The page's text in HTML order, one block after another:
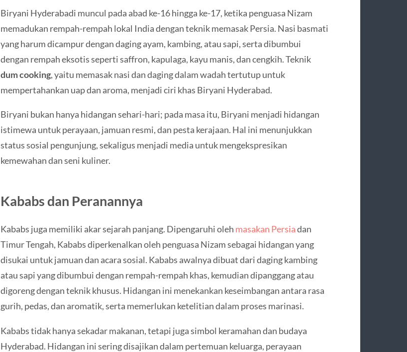
Biryani Hyderabadi muncul pada abad ke-16 hingga ke-17, ketika penguasa Nizam
memadukan rempah-rempah lokal India dengan teknik memasak Persia. Nasi basmati
yang harum dicampur dengan daging ayam, kambing, atau sapi, serta dibumbui
dengan rempah eksotis seperti saffron, kapulaga, kayu manis, dan cengkih. Teknik
dum cooking, yaitu memasak nasi dan daging dalam wadah tertutup untuk
mempertahankan uap dan aroma, menjadi ciri khas Biryani Hyderabad.
Biryani bukan hanya hidangan sehari-hari; pada masa itu, Biryani menjadi hidangan
istimewa untuk perayaan, jamuan resmi, dan pesta kerajaan. Hal ini menunjukkan
status sosial pengunjung, sekaligus menjadi media untuk mengekspresikan
kemewahan dan seni kuliner.
Kababs dan Peranannya
Kababs juga memiliki akar sejarah panjang. Dipengaruhi oleh masakan Persiadan
Timur Tengah, Kababs diperkenalkan oleh penguasa Nizam sebagai hidangan yang
disukai untuk jamuan dan acara sosial. Kababs awalnya dibuat dari daging kambing
atau sapi yang dibumbui dengan rempah-rempah khas, kemudian dipanggang atau
digoreng dengan teknik khusus. Hidangan ini menekankan keseimbangan antara rasa
gurih, pedas, dan aromatik, serta memerlukan ketelitian dalam proses marinasi.
Kababs tidak hanya sekadar makanan, tetapi juga simbol keramahan dan budaya
Hyderabad. Hidangan ini sering disajikan dalam pertemuan keluarga, perayaan